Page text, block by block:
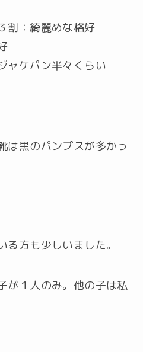
割：綺麗めな格好
ャケパン半々くらい
は黒のパンプスが多かっ
方も少しいました。
が１人のみ。他の子は私